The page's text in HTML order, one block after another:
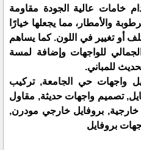
خامات عالية الجودة مقاومة
والأمطار، مما يجعلها خيارًا
أو تغيير في اللون. كما يساهم
للواجهات وإضافة لمسة
للمباني.
واجهات حي الجامعة, تركيب
تصميم واجهات حديثة, مقاول
بروفايل خارجي مودرن,
بروفايل